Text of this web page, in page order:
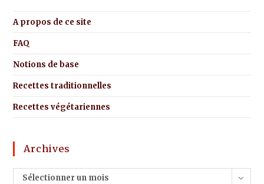
A propos de ce site
FAQ
Notions de base
Recettes traditionnelles
Recettes végétariennes
Archives
Sélectionner un mois